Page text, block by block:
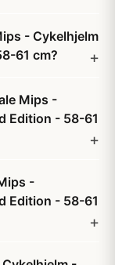
- Cykelhjelm
61 cm?
Mips -
Edition - 58-61
-
Edition - 58-61